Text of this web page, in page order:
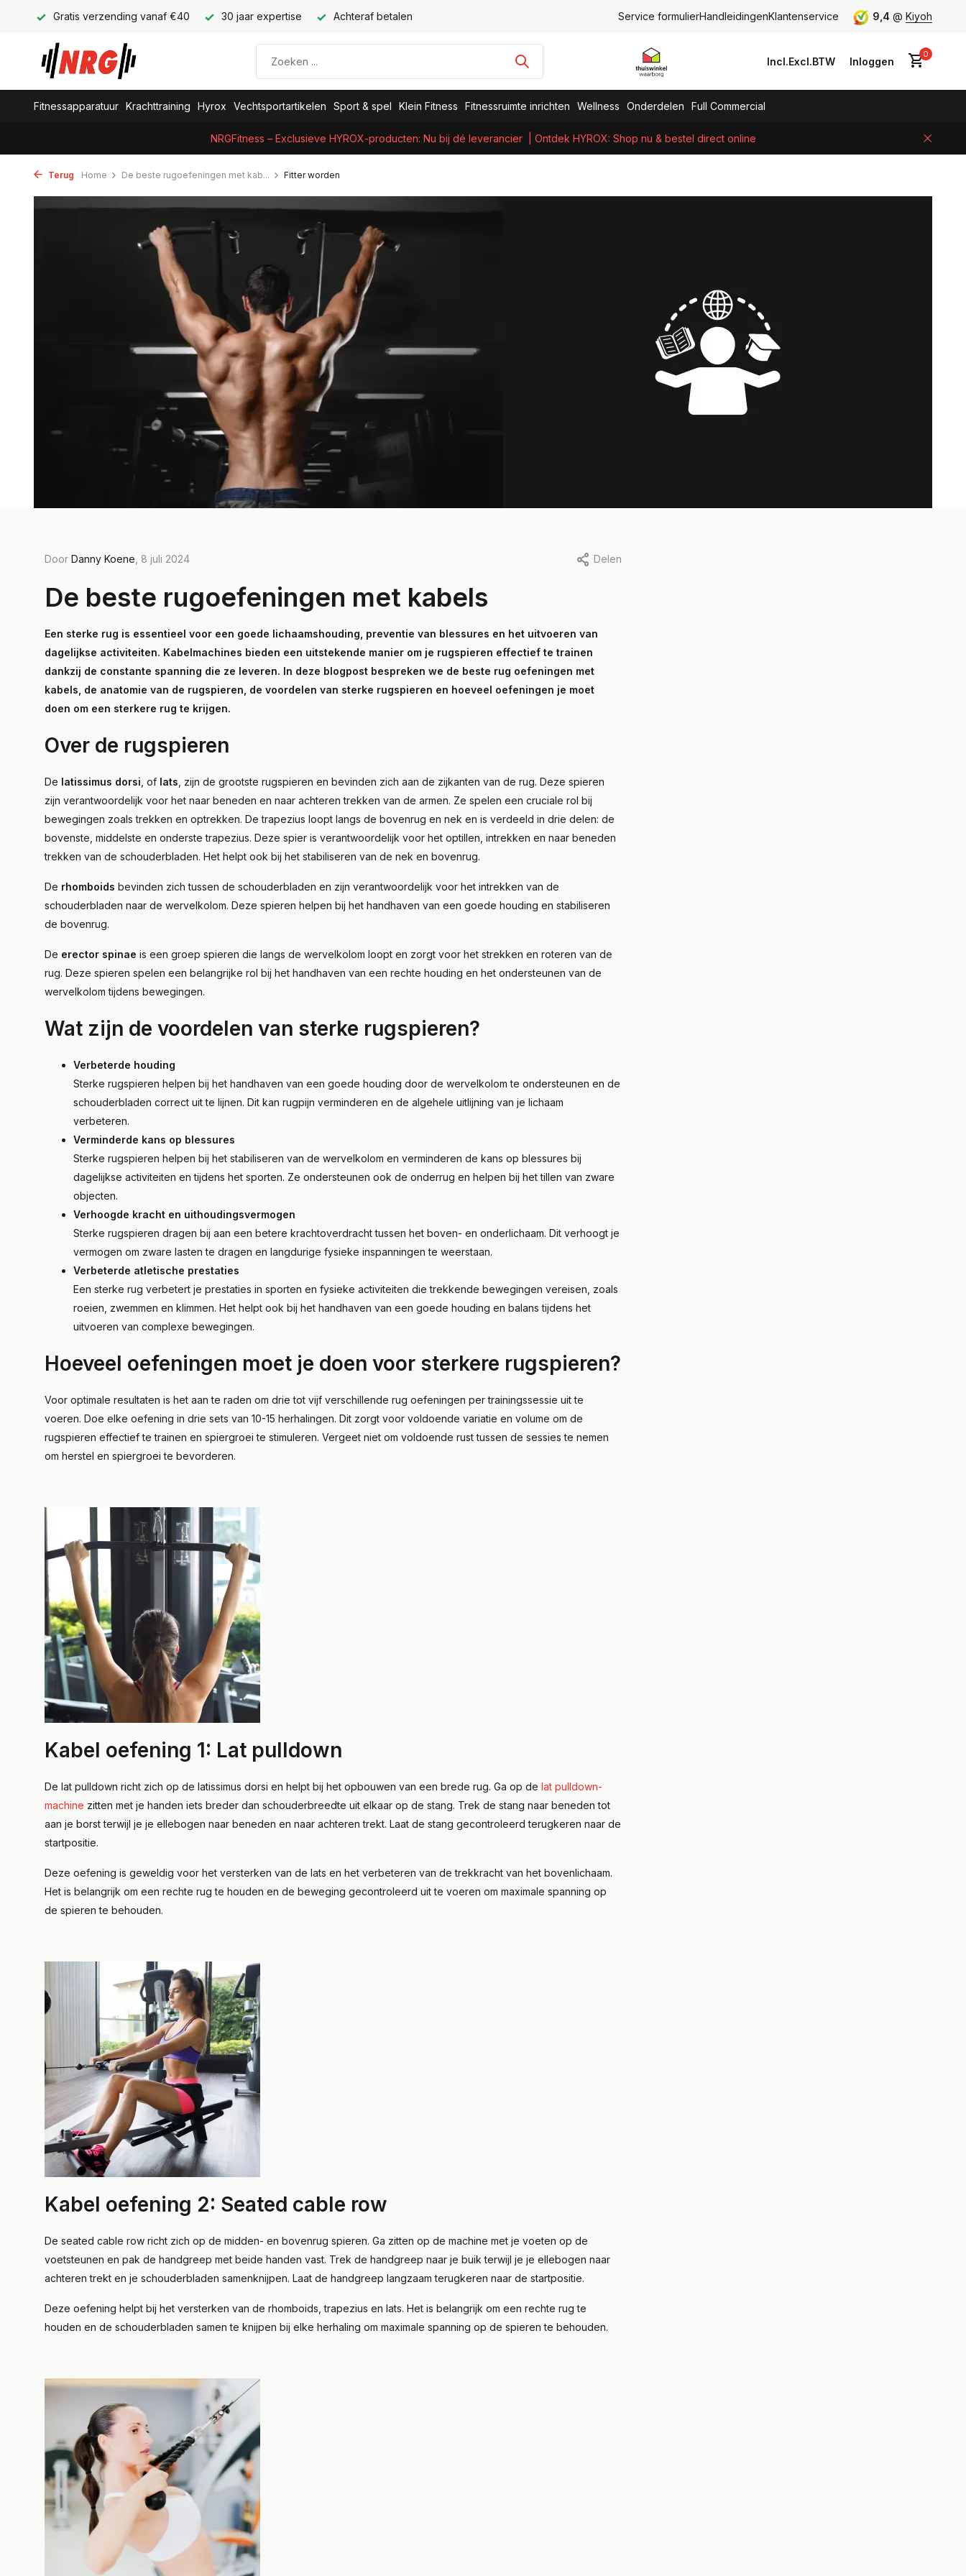
Gratis verzending vanaf €40 30 jaar expertise Achteraf betalen Service formulierHandleidingenKlantenservice 9,4 @ Kiyoh
Incl.Excl.BTW Inloggen
0
Fitnessapparatuur Krachttraining Hyrox Vechtsportartikelen Sport & spel Klein Fitness Fitnessruimte inrichten Wellness Onderdelen Full Commercial
NRGFitness – Exclusieve HYROX-producten: Nu bij dé leverancier | Ontdek HYROX: Shop nu & bestel direct online
Terug Home De beste rugoefeningen met kab... Fitter worden
Door Danny Koene , 8 juli 2024 Delen
De beste rugoefeningen met kabels
Een sterke rug is essentieel voor een goede lichaamshouding, preventie van blessures en het uitvoeren van
dagelijkse activiteiten. Kabelmachines bieden een uitstekende manier om je rugspieren effectief te trainen
dankzij de constante spanning die ze leveren. In deze blogpost bespreken we de beste rug oefeningen met
kabels, de anatomie van de rugspieren, de voordelen van sterke rugspieren en hoeveel oefeningen je moet
doen om een sterkere rug te krijgen.
Over de rugspieren
De latissimus dorsi , of lats , zijn de grootste rugspieren en bevinden zich aan de zijkanten van de rug. Deze spieren
zijn verantwoordelijk voor het naar beneden en naar achteren trekken van de armen. Ze spelen een cruciale rol bij
bewegingen zoals trekken en optrekken. De trapezius loopt langs de bovenrug en nek en is verdeeld in drie delen: de
bovenste, middelste en onderste trapezius. Deze spier is verantwoordelijk voor het optillen, intrekken en naar beneden
trekken van de schouderbladen. Het helpt ook bij het stabiliseren van de nek en bovenrug.
De rhomboids bevinden zich tussen de schouderbladen en zijn verantwoordelijk voor het intrekken van de
schouderbladen naar de wervelkolom. Deze spieren helpen bij het handhaven van een goede houding en stabiliseren
de bovenrug.
De erector spinae is een groep spieren die langs de wervelkolom loopt en zorgt voor het strekken en roteren van de
rug. Deze spieren spelen een belangrijke rol bij het handhaven van een rechte houding en het ondersteunen van de
wervelkolom tijdens bewegingen.
Wat zijn de voordelen van sterke rugspieren?
Verbeterde houding
Sterke rugspieren helpen bij het handhaven van een goede houding door de wervelkolom te ondersteunen en de
schouderbladen correct uit te lijnen. Dit kan rugpijn verminderen en de algehele uitlijning van je lichaam
verbeteren.
Verminderde kans op blessures
Sterke rugspieren helpen bij het stabiliseren van de wervelkolom en verminderen de kans op blessures bij
dagelijkse activiteiten en tijdens het sporten. Ze ondersteunen ook de onderrug en helpen bij het tillen van zware
objecten.
Verhoogde kracht en uithoudingsvermogen
Sterke rugspieren dragen bij aan een betere krachtoverdracht tussen het boven- en onderlichaam. Dit verhoogt je
vermogen om zware lasten te dragen en langdurige fysieke inspanningen te weerstaan.
Verbeterde atletische prestaties
Een sterke rug verbetert je prestaties in sporten en fysieke activiteiten die trekkende bewegingen vereisen, zoals
roeien, zwemmen en klimmen. Het helpt ook bij het handhaven van een goede houding en balans tijdens het
uitvoeren van complexe bewegingen.
Hoeveel oefeningen moet je doen voor sterkere rugspieren?
Voor optimale resultaten is het aan te raden om drie tot vijf verschillende rug oefeningen per trainingssessie uit te
voeren. Doe elke oefening in drie sets van 10-15 herhalingen. Dit zorgt voor voldoende variatie en volume om de
rugspieren effectief te trainen en spiergroei te stimuleren. Vergeet niet om voldoende rust tussen de sessies te nemen
om herstel en spiergroei te bevorderen.
Kabel oefening 1: Lat pulldown
De lat pulldown richt zich op de latissimus dorsi en helpt bij het opbouwen van een brede rug. Ga op de lat pulldown-
machine zitten met je handen iets breder dan schouderbreedte uit elkaar op de stang. Trek de stang naar beneden tot
aan je borst terwijl je je ellebogen naar beneden en naar achteren trekt. Laat de stang gecontroleerd terugkeren naar de
startpositie.
Deze oefening is geweldig voor het versterken van de lats en het verbeteren van de trekkracht van het bovenlichaam.
Het is belangrijk om een rechte rug te houden en de beweging gecontroleerd uit te voeren om maximale spanning op
de spieren te behouden.
Kabel oefening 2: Seated cable row
De seated cable row richt zich op de midden- en bovenrug spieren. Ga zitten op de machine met je voeten op de
voetsteunen en pak de handgreep met beide handen vast. Trek de handgreep naar je buik terwijl je je ellebogen naar
achteren trekt en je schouderbladen samenknijpen. Laat de handgreep langzaam terugkeren naar de startpositie.
Deze oefening helpt bij het versterken van de rhomboids, trapezius en lats. Het is belangrijk om een rechte rug te
houden en de schouderbladen samen te knijpen bij elke herhaling om maximale spanning op de spieren te behouden.